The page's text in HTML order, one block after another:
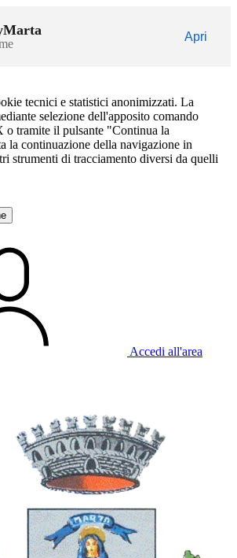
Apri
tecnici e statistici anonimizzati. La
selezione dell'apposito comando
o tramite il pulsante "Continua la
la continuazione della navigazione in
strumenti di tracciamento diversi da quelli
Accedi all'area